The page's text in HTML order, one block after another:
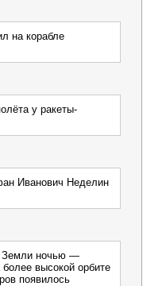
на корабле
у ракеты-
Иванович Неделин
Земли ночью —
высокой орбите
появилось